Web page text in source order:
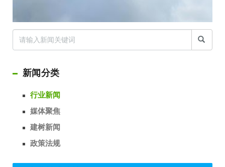
新闻分类
行业新闻
媒体聚焦
建树新闻
政策法规